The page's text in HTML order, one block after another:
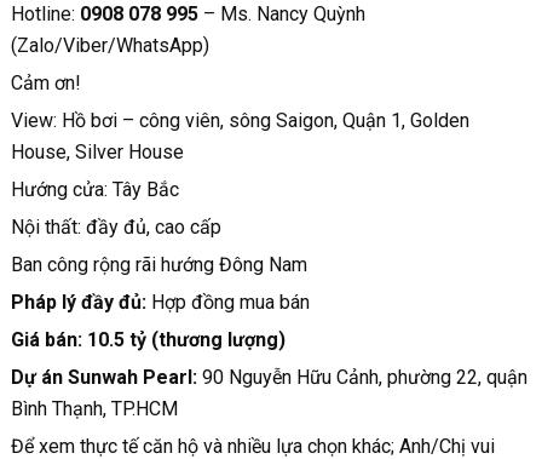
Hotline: 0908 078 995– Ms. Nancy Quỳnh
(Zalo/Viber/WhatsApp)
Cảm ơn!
View: Hồ bơi – công viên, sông Saigon, Quận 1, Golden
House, Silver House
Hướng cửa: Tây Bắc
Nội thất: đầy đủ, cao cấp
Ban công rộng rãi hướng Đông Nam
Pháp lý đầy đủ:Hợp đồng mua bán
Giá bán: 10.5 tỷ (thương lượng)
Dự án Sunwah Pearl: 90 Nguyễn Hữu Cảnh, phường 22, quận
Bình Thạnh, TP.HCM
Để xem thực tế căn hộ và nhiều lựa chọn khác; Anh/Chị vui